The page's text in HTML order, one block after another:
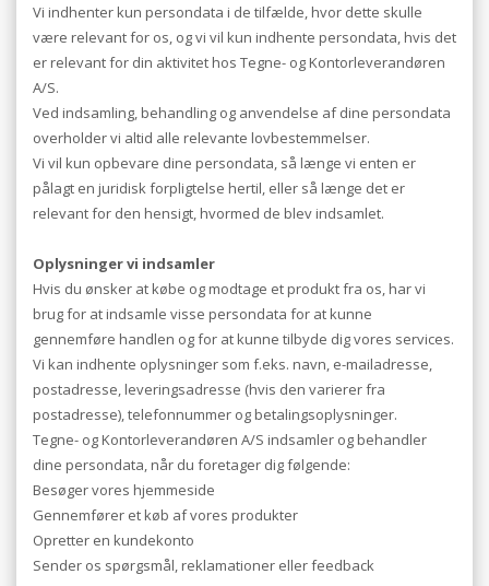
Vi indhenter kun persondata i de tilfælde, hvor dette skulle
være relevant for os, og vi vil kun indhente persondata, hvis det
er relevant for din aktivitet hos Tegne- og Kontorleverandøren
A/S.
Ved indsamling, behandling og anvendelse af dine persondata
overholder vi altid alle relevante lovbestemmelser.
Vi vil kun opbevare dine persondata, så længe vi enten er
pålagt en juridisk forpligtelse hertil, eller så længe det er
relevant for den hensigt, hvormed de blev indsamlet.
Oplysninger vi indsamler
Hvis du ønsker at købe og modtage et produkt fra os, har vi
brug for at indsamle visse persondata for at kunne
gennemføre handlen og for at kunne tilbyde dig vores services.
Vi kan indhente oplysninger som f.eks. navn, e-mailadresse,
postadresse, leveringsadresse (hvis den varierer fra
postadresse), telefonnummer og betalingsoplysninger.
Tegne- og Kontorleverandøren A/S indsamler og behandler
dine persondata, når du foretager dig følgende:
Besøger vores hjemmeside
Gennemfører et køb af vores produkter
Opretter en kundekonto
Sender os spørgsmål, reklamationer eller feedback